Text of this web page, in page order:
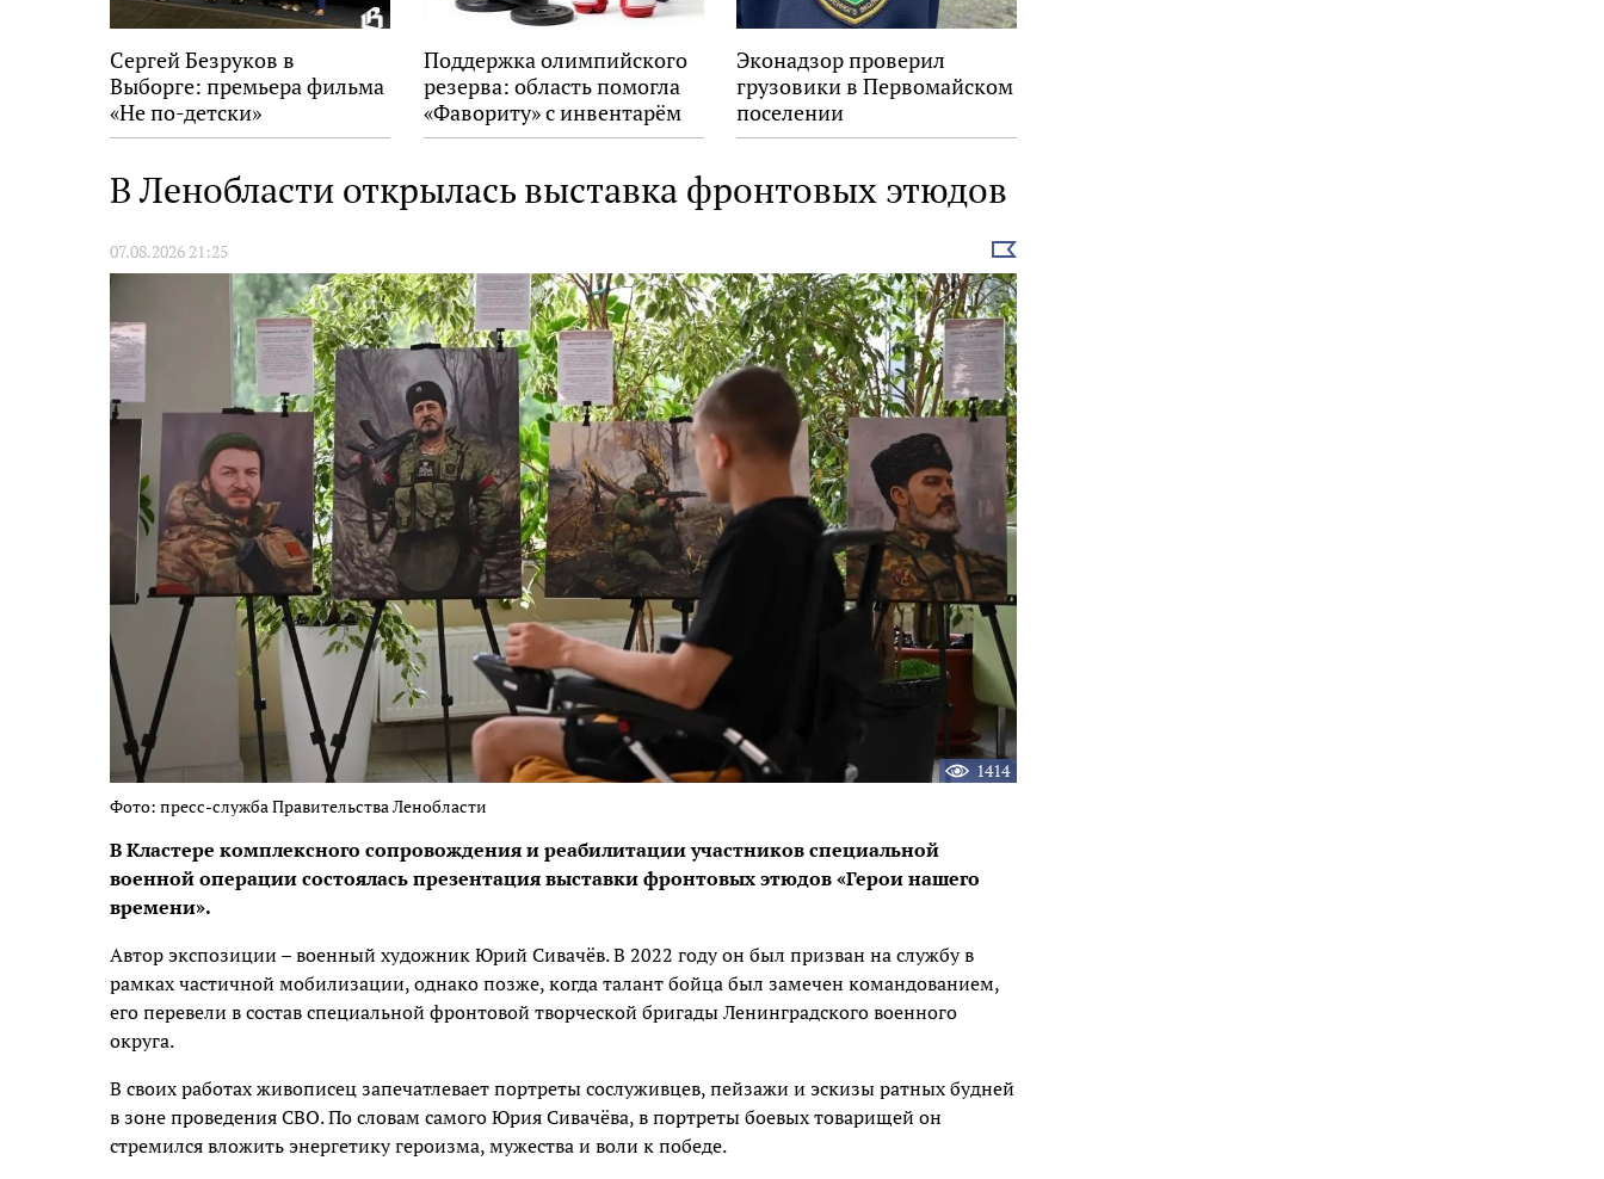
Сергей Безруков в
Выборге: премьера фильма
«Не по-детски»
Поддержка олимпийского
резерва: область помогла
«Фавориту» с инвентарём
Эконадзор проверил
грузовики в Первомайском
поселении
В Ленобласти открылась выставка фронтовых этюдов
07.08.2026 21:25
Выбрать
новость
1414
Фото: пресс-служба Правительства Ленобласти
В Кластере комплексного сопровождения и реабилитации участников специальной
военной операции состоялась презентация выставки фронтовых этюдов «Герои нашего
времени».
Автор экспозиции – военный художник Юрий Сивачёв. В 2022 году он был призван на службу в
рамках частичной мобилизации, однако позже, когда талант бойца был замечен командованием,
его перевели в состав специальной фронтовой творческой бригады Ленинградского военного
округа.
В своих работах живописец запечатлевает портреты сослуживцев, пейзажи и эскизы ратных будней
в зоне проведения СВО. По словам самого Юрия Сивачёва, в портреты боевых товарищей он
стремился вложить энергетику героизма, мужества и воли к победе.